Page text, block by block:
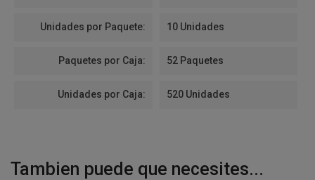
Unidades por Paquete: 10 Unidades
Paquetes por Caja: 52 Paquetes
Unidades por Caja: 520 Unidades
Tambien puede que necesites...